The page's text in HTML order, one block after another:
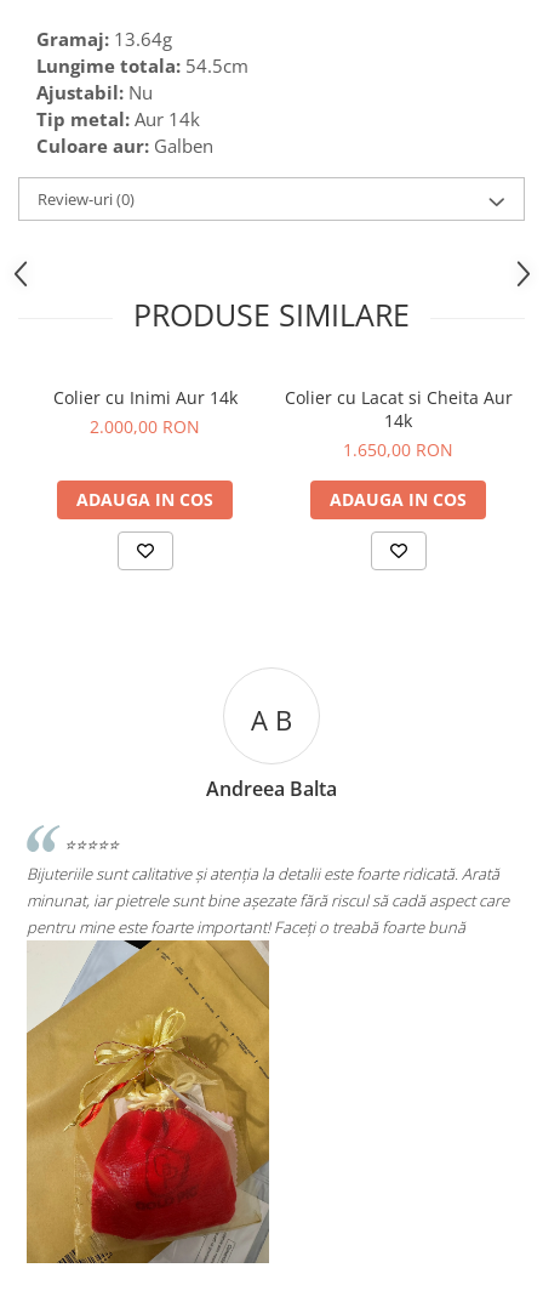
Gramaj: 13.64g
Lungime totala: 54.5cm
Ajustabil: Nu
Tip metal: Aur 14k
Culoare aur: Galben
Review-uri(0)
PRODUSE SIMILARE
Colier cu Inimi Aur 14k
2.000,00 RON
ADAUGA IN COS
Colier cu Lacat si Cheita Aur
14k
1.650,00 RON
ADAUGA IN COS
A B
Andreea Balta
⭐⭐⭐⭐⭐
Bijuteriile sunt calitative și atenția la detalii este foarte ridicată. Arată
minunat, iar pietrele sunt bine așezate fără riscul să cadă aspect care
pentru mine este foarte important! Faceți o treabă foarte bună